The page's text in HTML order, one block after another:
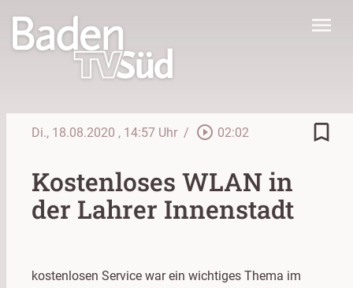
menu
Di., 18.08.2020 , 14:57 Uhr / play_circle_outline 02:02 bookmark_border
Kostenloses WLAN in
der Lahrer Innenstadt
kostenlosen Service war ein wichtiges Thema im